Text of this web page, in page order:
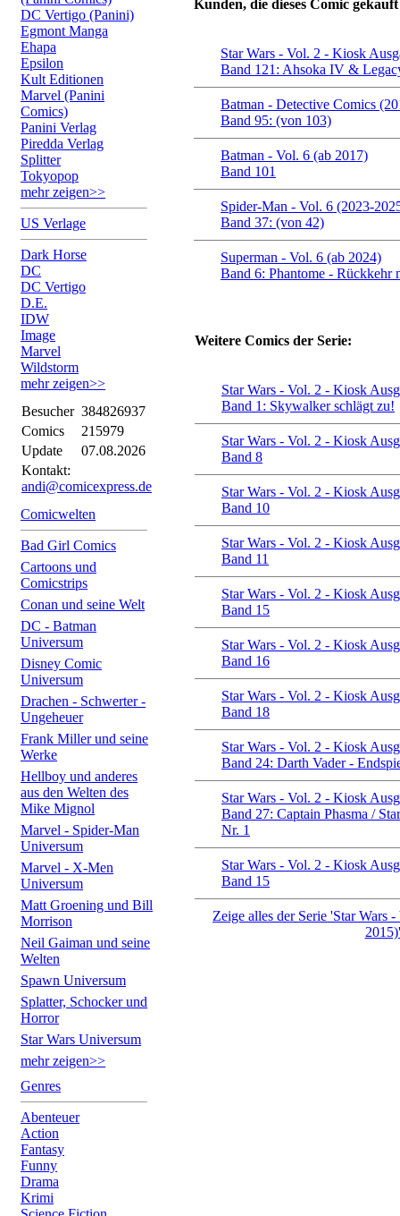
DC Vertigo (Panini)
Egmont Manga
Ehapa
Epsilon
Kult Editionen
Marvel (Panini
Comics)
Panini Verlag
Piredda Verlag
Splitter
Tokyopop
mehr zeigen>>
US Verlage
Dark Horse
DC
DC Vertigo
D.E.
IDW
Image
Marvel
Wildstorm
mehr zeigen>>
Besucher 384826937
Comics
215979
Update
07.08.2026
Kontakt:
andi@comicexpress.de
Comicwelten
Bad Girl Comics
Cartoons und
Comicstrips
Conan und seine Welt
DC - Batman
Universum
Disney Comic
Universum
Drachen - Schwerter -
Ungeheuer
Frank Miller und seine
Werke
Hellboy und anderes
aus den Welten des
Mike Mignol
Marvel - Spider-Man
Universum
Marvel - X-Men
Universum
Matt Groening und Bill
Morrison
Neil Gaiman und seine
Welten
Spawn Universum
Splatter, Schocker und
Horror
Star Wars Universum
mehr zeigen>>
Genres
Abenteuer
Action
Fantasy
Funny
Drama
Krimi
Kunden, die dieses Comic
Star Wars - Vol. 2 - Kiosk
Band 121: Ahsoka IV &
Batman - Detective Comics
Band 95: (von 103)
Batman - Vol. 6 (ab 2017)
Band 101
Spider-Man - Vol. 6 (2023-
Band 37: (von 42)
Superman - Vol. 6 (ab 2024)
Band 6: Phantome - Rückkehr
Weitere Comics der Serie:
Star Wars - Vol. 2 - Kiosk
Band 1: Skywalker schlägt zu!
Star Wars - Vol. 2 - Kiosk
Band 8
Star Wars - Vol. 2 - Kiosk
Band 10
Star Wars - Vol. 2 - Kiosk
Band 11
Star Wars - Vol. 2 - Kiosk
Band 15
Star Wars - Vol. 2 - Kiosk
Band 16
Star Wars - Vol. 2 - Kiosk
Band 18
Star Wars - Vol. 2 - Kiosk
Band 24: Darth Vader -
Star Wars - Vol. 2 - Kiosk
Band 27: Captain Phasma /
Nr. 1
Star Wars - Vol. 2 - Kiosk
Band 15
Zeige alles der Serie 'Star Wars
2015)'